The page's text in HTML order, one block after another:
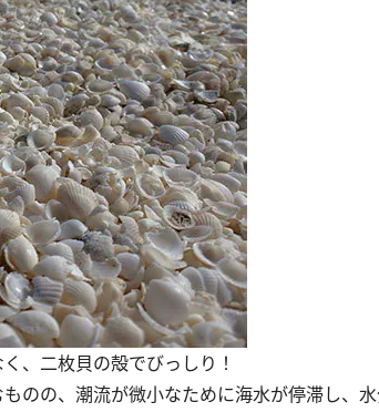
、二枚貝の殻でびっしり！
のの、潮流が微小なために海水が停滞し、